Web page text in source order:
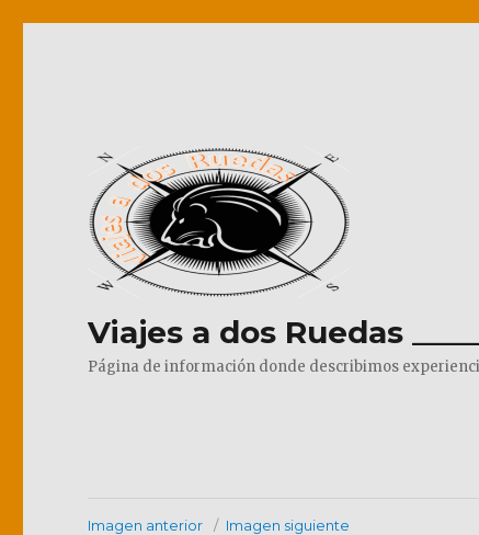
Viajes a dos Ruedas
Página de información donde describimos
Imagen anterior Imagen siguiente